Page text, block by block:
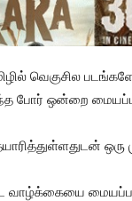
வெகுசில
போர் ஒன்றை
ஒரு
வாழ்க்கையை